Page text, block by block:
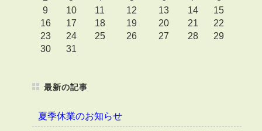
9
10 11 12 13 14
15
16
17 18 19 20 21
22
23
24 25 26 27 28
29
30
31
最新の記事
夏季休業のお知らせ